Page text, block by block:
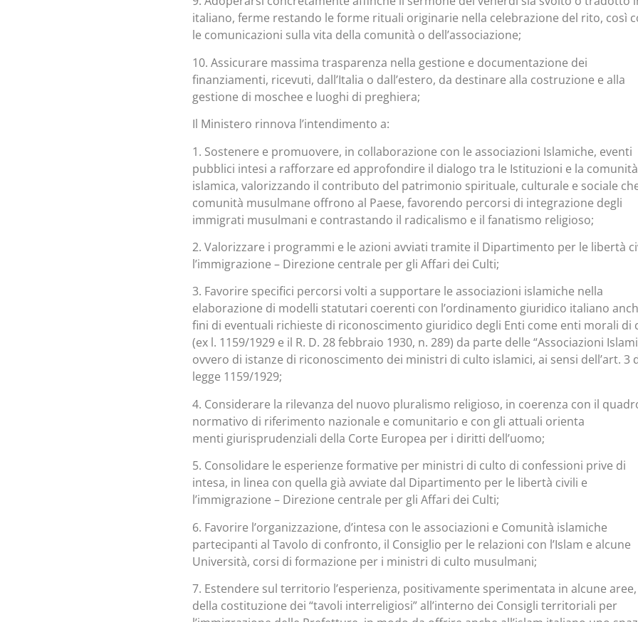
italiano, ferme restando le forme rituali originarie nella celebrazione del rito, così
le comunicazioni sulla vita della comunità o dell’associazione;
10. Assicurare massima trasparenza nella gestione e documentazione dei
finanziamenti, ricevuti, dall’Italia o dall’estero, da destinare alla costruzione e alla
gestione di moschee e luoghi di preghiera;
Il Ministero rinnova l’intendimento a:
1. Sostenere e promuovere, in collaborazione con le associazioni Islamiche, eventi
pubblici intesi a rafforzare ed approfondire il dialogo tra le Istituzioni e la comunità
islamica, valorizzando il contributo del patrimonio spirituale, culturale e sociale
comunità musulmane offrono al Paese, favorendo percorsi di integrazione degli
immigrati musulmani e contrastando il radicalismo e il fanatismo religioso;
2. Valorizzare i programmi e le azioni avviati tramite il Dipartimento per le libertà
l’immigrazione – Direzione centrale per gli Affari dei Culti;
3. Favorire specifici percorsi volti a supportare le associazioni islamiche nella
elaborazione di modelli statutari coerenti con l’ordinamento giuridico italiano
fini di eventuali richieste di riconoscimento giuridico degli Enti come enti morali di
(ex l. 1159/1929 e il R. D. 28 febbraio 1930, n. 289) da parte delle “Associazioni
ovvero di istanze di riconoscimento dei ministri di culto islamici, ai sensi dell’art. 3
legge 1159/1929;
4. Considerare la rilevanza del nuovo pluralismo religioso, in coerenza con il
normativo di riferimento nazionale e comunitario e con gli attuali orienta
menti giurisprudenziali della Corte Europea per i diritti dell’uomo;
5. Consolidare le esperienze formative per ministri di culto di confessioni prive di
intesa, in linea con quella già avviate dal Dipartimento per le libertà civili e
l’immigrazione – Direzione centrale per gli Affari dei Culti;
6. Favorire l’organizzazione, d’intesa con le associazioni e Comunità islamiche
partecipanti al Tavolo di confronto, il Consiglio per le relazioni con l’Islam e alcune
Università, corsi di formazione per i ministri di culto musulmani;
7. Estendere sul territorio l’esperienza, positivamente sperimentata in alcune aree,
della costituzione dei “tavoli interreligiosi” all’interno dei Consigli territoriali per